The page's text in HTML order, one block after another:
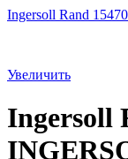
Ingersoll Rand
Увеличить
Ingersoll